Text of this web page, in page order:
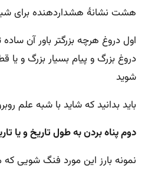
هشت نشانهٔ هشداردهنده برای
اول دروغ هرچه بزرگتر باور آن
دروغ بزرگ و پیام بسیار بزرگ و
شوید
باید بدانید که شاید با شبه علم
دوم پناه بردن به طول تاریخ و یا
نمونه بارز این مورد فنگ شویی